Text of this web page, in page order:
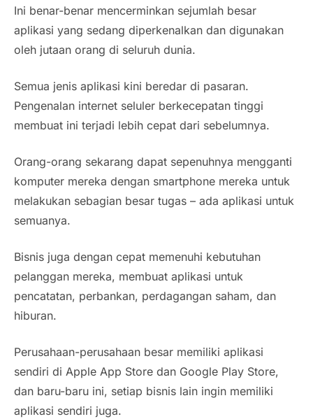
Ini benar-benar mencerminkan sejumlah besar
aplikasi yang sedang diperkenalkan dan digunakan
oleh jutaan orang di seluruh dunia.
Semua jenis aplikasi kini beredar di pasaran.
Pengenalan internet seluler berkecepatan tinggi
membuat ini terjadi lebih cepat dari sebelumnya.
Orang-orang sekarang dapat sepenuhnya mengganti
komputer mereka dengan smartphone mereka untuk
melakukan sebagian besar tugas – ada aplikasi untuk
semuanya.
Bisnis juga dengan cepat memenuhi kebutuhan
pelanggan mereka, membuat aplikasi untuk
pencatatan, perbankan, perdagangan saham, dan
hiburan.
Perusahaan-perusahaan besar memiliki aplikasi
sendiri di Apple App Store dan Google Play Store,
dan baru-baru ini, setiap bisnis lain ingin memiliki
aplikasi sendiri juga.